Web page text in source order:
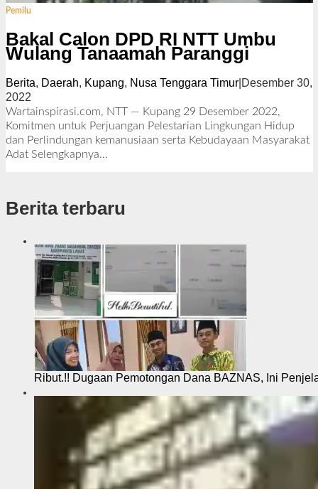
Pemilu
Bakal Calon DPD RI NTT Umbu
Wulang Tanaamah Paranggi
Berita, Daerah, Kupang, Nusa Tenggara Timur| Desember 30,
2022
l
e
h
R
k
Wartainspirasi.com, NTT — Kupang 29 Desember 2022,
Komitmen untuk Perjuangan Pelestarian Lingkungan Hidup
dan Perlindungan kemanusiaan serta Kebudayaan Masyarakat
Adat Selengkapnya…
Berita terbaru
Ribut.!! Dugaan Pemotongan Dana BAZNAS, Ini